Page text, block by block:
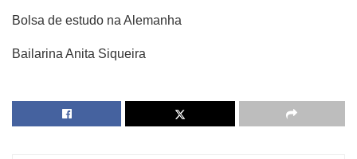
Bolsa de estudo na Alemanha
Bailarina Anita Siqueira